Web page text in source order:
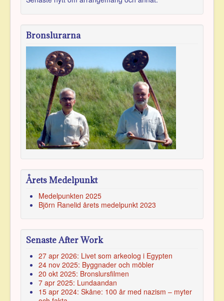
Bronslurarna
Årets Medelpunkt
Medelpunkten 2025
Björn Ranelid årets medelpunkt 2023
Senaste After Work
27 apr 2026: Livet som arkeolog i Egypten
24 nov 2025: Byggnader och möbler
20 okt 2025: Bronslursfilmen
7 apr 2025: Lundaandan
15 apr 2024: Skåne: 100 år med nazism – myter